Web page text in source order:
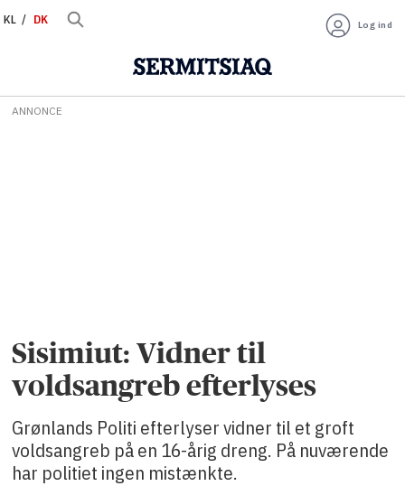
KL DK Log ind
ANNONCE
Sisimiut: Vidner til
voldsangreb efterlyses
Grønlands Politi efterlyser vidner til et groft
voldsangreb på en 16-årig dreng. På nuværende
har politiet ingen mistænkte.